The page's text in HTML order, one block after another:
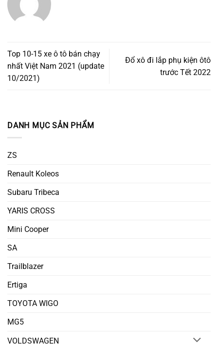
Top 10-15 xe ô tô bán chạy
nhất Việt Nam 2021 (update
10/2021)
Đổ xô đi lắp phụ kiện ôtô
trước Tết 2022
DANH MỤC SẢN PHẨM
ZS
Renault Koleos
Subaru Tribeca
YARIS CROSS
Mini Cooper
SA
Trailblazer
Ertiga
TOYOTA WIGO
MG5
VOLDSWAGEN